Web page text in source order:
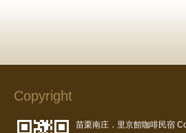
Copyright
苗栗南庄．里京館咖啡民宿